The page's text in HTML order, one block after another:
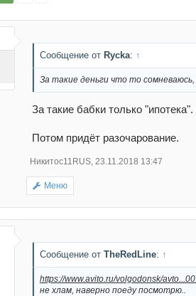
Сообщение от Rycka: ↑
За такие деньги что то
За такие бабки только "ипотека".
Потом придёт разочарование.
Никитос11RUS, 23.11.2018 13:47
Меню
Сообщение от TheRedLine: ↑
https://www.avito.ru/volgodonsk/
не хлам, наверно поеду посмотрю..